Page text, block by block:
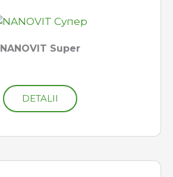
NANOVIT Super
DETALII